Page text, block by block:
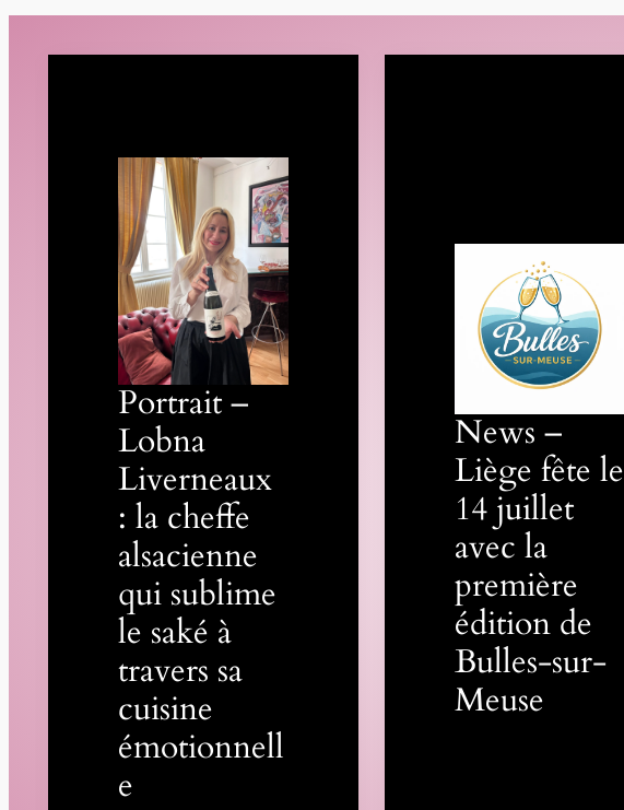
Portrait –
Lobna
Liverneaux
: la cheffe
alsacienne
qui sublime
le saké à
travers sa
cuisine
émotionnell
e
News –
Liège fête le
14 juillet
avec la
première
édition de
Bulles-sur-
Meuse